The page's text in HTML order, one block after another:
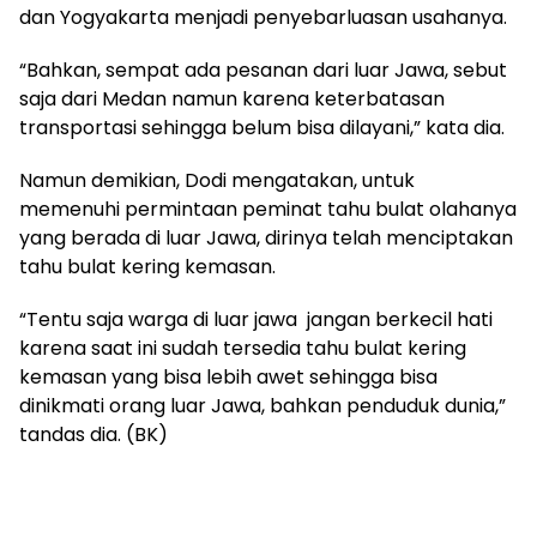
dan Yogyakarta menjadi penyebarluasan usahanya.
“Bahkan, sempat ada pesanan dari luar Jawa, sebut
saja dari Medan namun karena keterbatasan
transportasi sehingga belum bisa dilayani,” kata dia.
Namun demikian, Dodi mengatakan, untuk
memenuhi permintaan peminat tahu bulat olahanya
yang berada di luar Jawa, dirinya telah menciptakan
tahu bulat kering kemasan.
“Tentu saja warga di luar jawa jangan berkecil hati
karena saat ini sudah tersedia tahu bulat kering
kemasan yang bisa lebih awet sehingga bisa
dinikmati orang luar Jawa, bahkan penduduk dunia,”
tandas dia. (BK)